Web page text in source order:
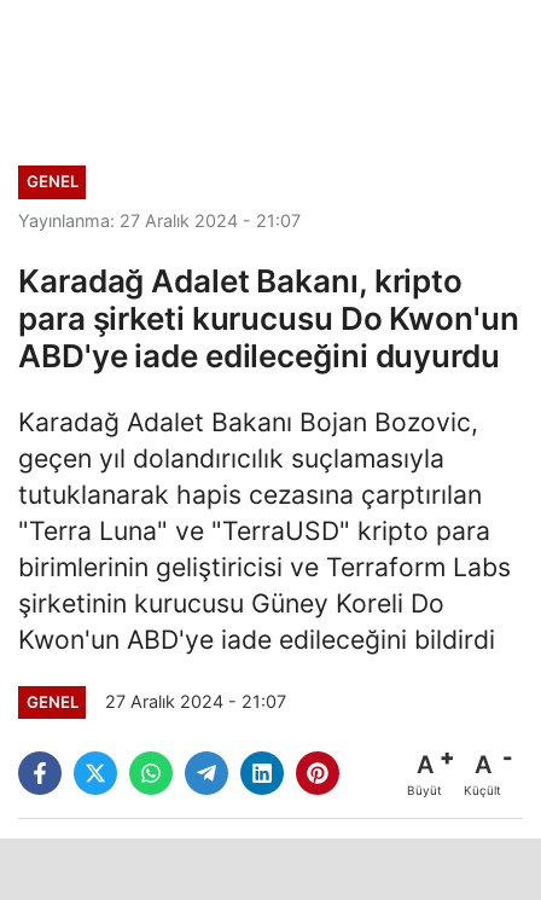
GENEL
Yayınlanma: 27 Aralık 2024 - 21:07
Karadağ Adalet Bakanı, kripto
para şirketi kurucusu Do Kwon'un
ABD'ye iade edileceğini duyurdu
Karadağ Adalet Bakanı Bojan Bozovic,
geçen yıl dolandırıcılık suçlamasıyla
tutuklanarak hapis cezasına çarptırılan
"Terra Luna" ve "TerraUSD" kripto para
birimlerinin geliştiricisi ve Terraform Labs
şirketinin kurucusu Güney Koreli Do
Kwon'un ABD'ye iade edileceğini bildirdi
GENEL 27 Aralık 2024 - 21:07
A
Büyüt
A
Küçült